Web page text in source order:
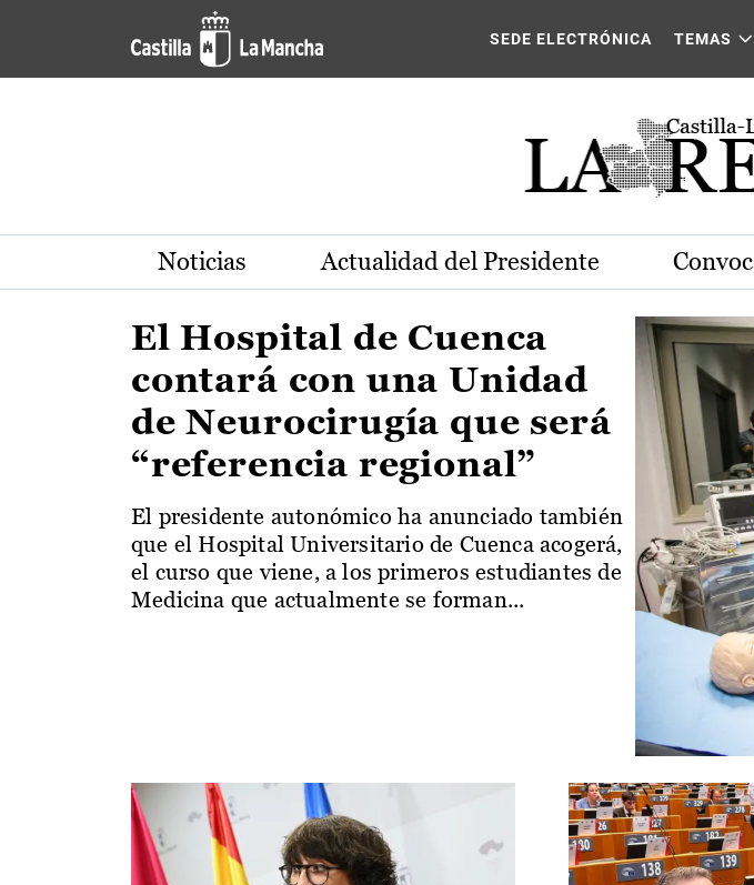
Pasar al contenido principal
Actualidad de la región de Castilla-La
SEDE ELECTRÓNICA TEMAS
Noticias Actualidad del Presidente
El Hospital de Cuenca
contará con una Unidad
de Neurocirugía que será
“referencia regional”
El presidente autonómico ha anunciado también
que el Hospital Universitario de Cuenca acogerá,
el curso que viene, a los primeros estudiantes de
Medicina que actualmente se forman...